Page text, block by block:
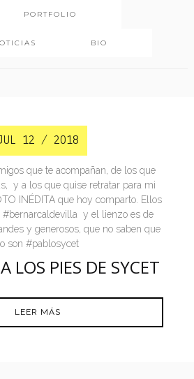
PORTFOLIO
BIO
piedad
12 / 2018
que te acompañan, de los que
y a los que quise retratar para mi
INÉDITA que hoy comparto. Ellos
#bernarcaldevilla y el lienzo es de
y generosos, que no saben que
lo son #pablosycet
LOS PIES DE SYCET
LEER MÁS